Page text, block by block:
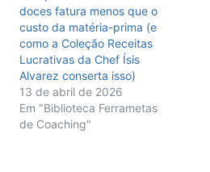
doces fatura menos que o
custo da matéria-prima (e
como a Coleção Receitas
Lucrativas da Chef Ísis
Alvarez conserta isso)
13 de abril de 2026
Em "Biblioteca Ferrametas
de Coaching"